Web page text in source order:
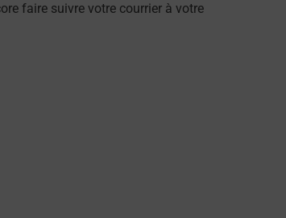
faire suivre votre courrier à votre